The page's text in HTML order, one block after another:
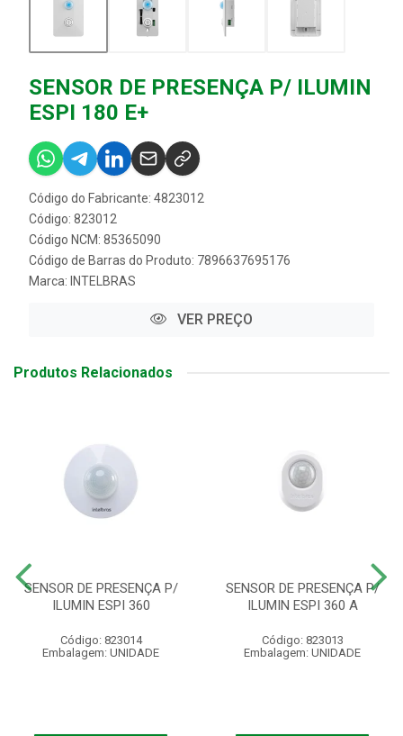
SENSOR DE PRESENÇA P/ ILUMIN
ESPI 180 E+
Código do Fabricante: 4823012
Código: 823012
Código NCM: 85365090
Código de Barras do Produto: 7896637695176
Marca: INTELBRAS
VER PREÇO
Produtos Relacionados
SENSOR DE PRESENÇA P/
ILUMIN ESPI 360
Código: 823014
Embalagem: UNIDADE
SENSOR DE PRESENÇA P/
ILUMIN ESPI 360 A
Código: 823013
Embalagem: UNIDADE